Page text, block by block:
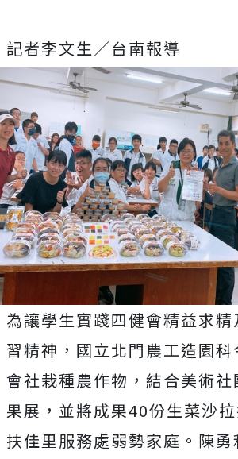
記者李文生／台南報導
為讓學生實踐四健會精益求
習精神，國立北門農工造園
會社栽種農作物，結合美術
果展，並將成果40份生菜沙
扶佳里服務處弱勢家庭。陳勇